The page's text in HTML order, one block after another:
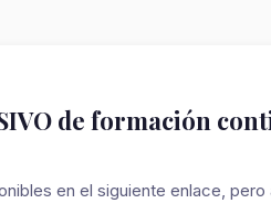
de formación
en el siguiente enlace, pero